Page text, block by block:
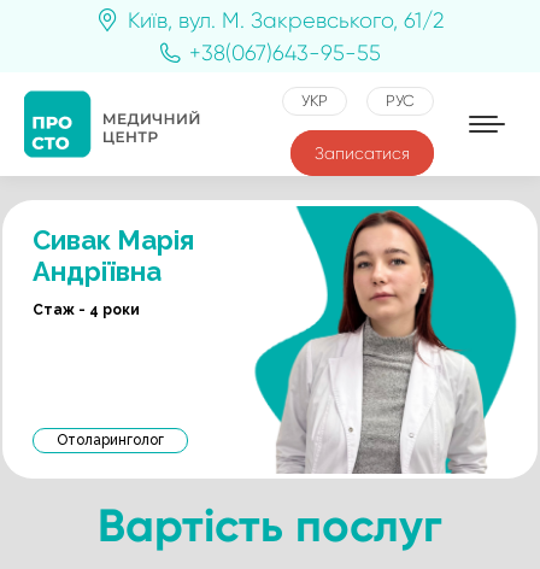
Київ, вул. М. Закревського, 61/2
+38(067)643-95-55
УКР РУС
Записатися
Отоларинголог
Стаж - 4 роки
Сивак Марія
Андріївна
Вартість послуг